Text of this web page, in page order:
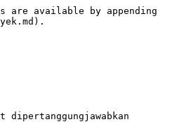
are available by appending